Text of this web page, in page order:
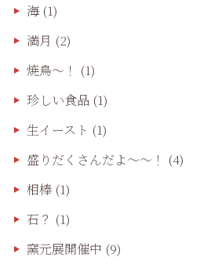
海(1)
満月 (2)
焼鳥〜！ (1)
珍しい食品(1)
生イースト (1)
盛りだくさんだよ〜〜！ (4)
相棒(1)
石？ (1)
窯元展開催中 (9)